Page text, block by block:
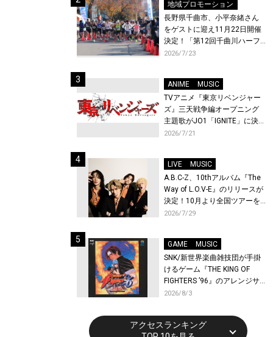
地域プロモーション
長野県千曲市、小平奈緒さん
をゲストに迎え11月22日開催
決定！「第12回千曲川ハーフ
マラソン」エントリー受付開
2026/7/23
ANIME
MUSIC
TVアニメ『東京リベンジャー
ズ』三天戦争編オープニング
主題歌がJO1「IGNITE」に決
定！メンバー全員から喜びと
先行上映会を開催！
2026/7/21
LIVE
MUSIC
A.B.C-Z、10thアルバム『The
Way of L.O.V-E』のリリースが
決定！10月より全国ツアーを
開催！
2026/7/29
GAME
MUSIC
SNK/新世界楽曲雑技団が手掛
けるゲーム『THE KING OF
FIGHTERS ’96』のアレンジサ
ウンドトラックが配信開始！
2026/8/3
アクセスランキング